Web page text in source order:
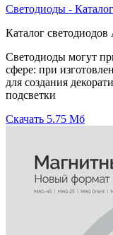
Светодиоды -
Каталог
Светодиоды могут
сфере: при
для создания
подсветки
Скачать 5.75 Мб